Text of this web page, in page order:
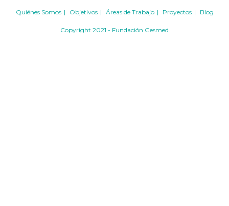
Quiénes Somos Objetivos Áreas de Trabajo Proyectos Blog
Copyright 2021 - Fundación Gesmed